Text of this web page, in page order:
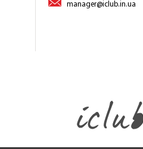
manager@iclub.in.ua